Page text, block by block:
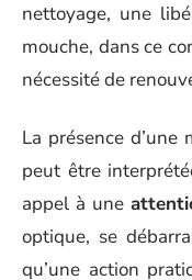
nettoyage, une
mouche, dans ce
nécessité de
La présence
peut être
appel à une
optique, se
qu’une action